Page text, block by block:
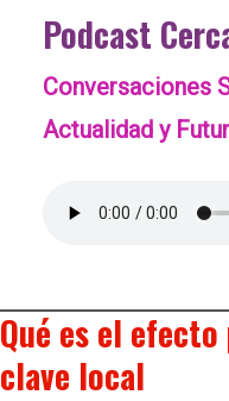
Podcast
Conversaciones
Actualidad y
Qué es el
clave local